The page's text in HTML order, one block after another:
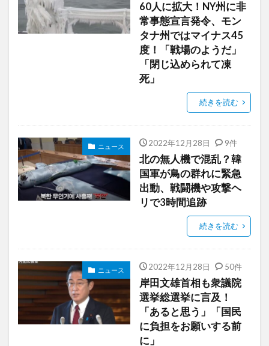
60人に拡大！NY州に非
常事態宣言発令、モン
タナ州ではマイナス45
度！「戦場のようだ」
「閉じ込められて凍
死」
続きを読む
ニュース 2022年12月28日 9件
北の無人機で混乱？韓
国軍が鳥の群れに緊急
出動、戦闘機や攻撃ヘ
リで3時間追跡
続きを読む
ニュース 2022年12月28日 50件
岸田文雄首相も衆議院
選挙総選挙に言及！
「あると思う」「国民
に負担をお願いする前
に」